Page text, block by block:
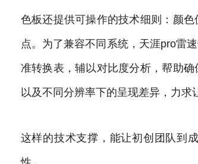
色板还提供可操作的技术细则：颜
点。为了兼容不同系统，天涯pro雷
准转换表，辅以对比度分析，帮助
以及不同分辨率下的呈现差异，力求
这样的技术支撑，能让初创团队到